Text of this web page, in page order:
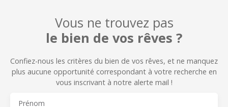
Vous ne trouvez pas
le bien de vos rêves ?
Confiez-nous les critères du bien de vos rêves, et ne manquez
plus aucune opportunité correspondant à votre recherche en
vous inscrivant à notre alerte mail !
Prénom